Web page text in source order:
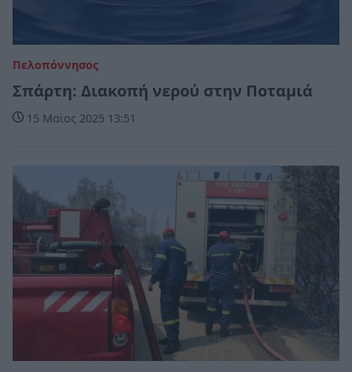
Πελοπόννησος
Σπάρτη: Διακοπή νερού στην Ποταμιά
15 Μαϊος 2025 13:51